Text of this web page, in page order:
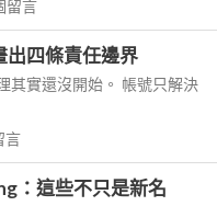
留言
出四條責任邊界
其實還沒開始。 帳號只解決
言
：這些不只是新名